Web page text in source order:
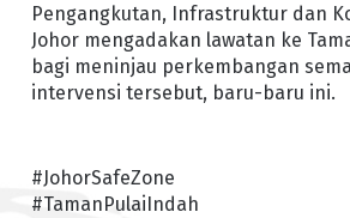
Pengangkutan, Infrastruktur dan
Johor mengadakan lawatan ke
bagi meninjau perkembangan
intervensi tersebut, baru-baru ini.
#JohorSafeZone
#TamanPulaiIndah